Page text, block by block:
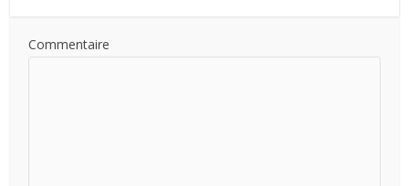
Commentaire